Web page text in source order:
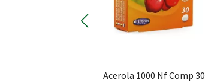
Acerola 1000 Nf Comp 30